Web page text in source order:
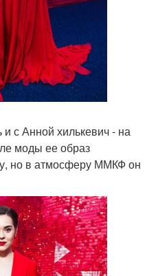
с Анной хилькевич - на
моды ее образ
но в атмосферу ММКФ он